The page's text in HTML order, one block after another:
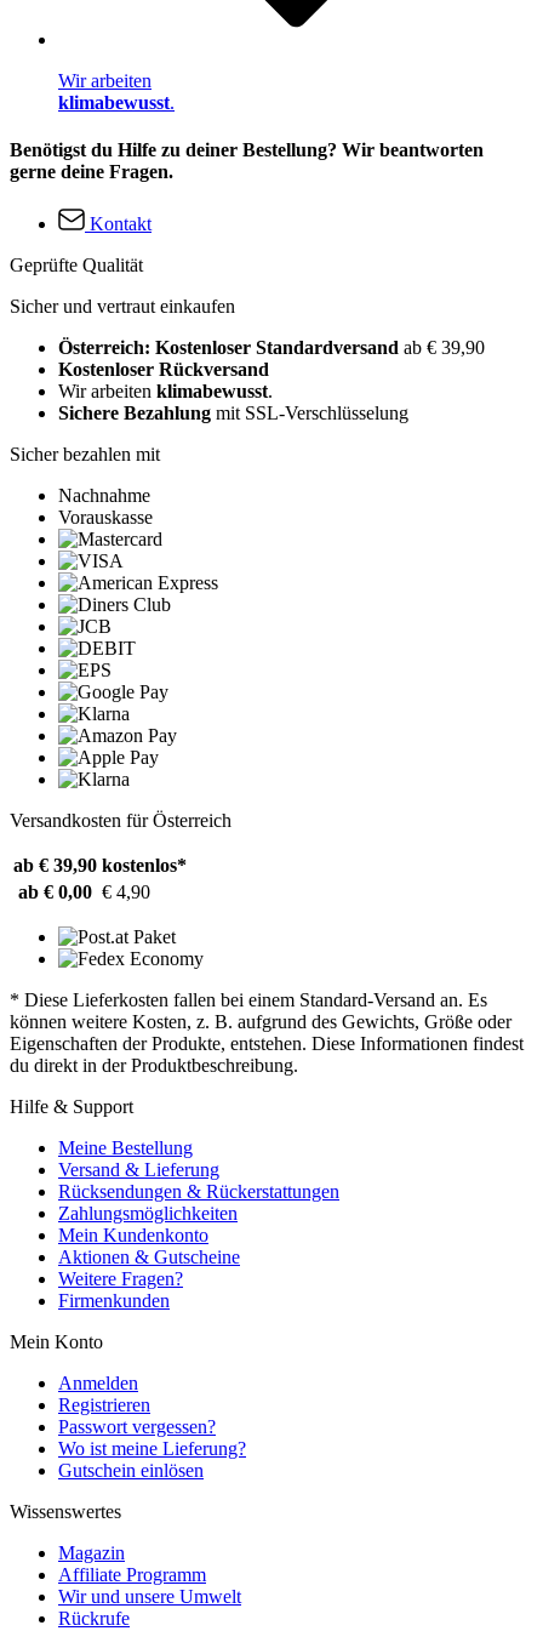
Wir arbeiten
klimabewusst.
Benötigst du Hilfe zu deiner Bestellung? Wir beantworten
gerne deine Fragen.
Kontakt
Geprüfte Qualität
Sicher und vertraut einkaufen
Österreich: Kostenloser Standardversand ab € 39,90
Kostenloser Rückversand
Wir arbeiten klimabewusst.
Sichere Bezahlung mit SSL-Verschlüsselung
Sicher bezahlen mit
Nachnahme
Vorauskasse
Versandkosten für Österreich
ab € 39,90 kostenlos*
ab € 0,00 € 4,90
* Diese Lieferkosten fallen bei einem Standard-Versand an. Es
können weitere Kosten, z. B. aufgrund des Gewichts, Größe oder
Eigenschaften der Produkte, entstehen. Diese Informationen findest
du direkt in der Produktbeschreibung.
Hilfe & Support
Meine Bestellung
Versand & Lieferung
Rücksendungen & Rückerstattungen
Zahlungsmöglichkeiten
Mein Kundenkonto
Aktionen & Gutscheine
Weitere Fragen?
Firmenkunden
Mein Konto
Anmelden
Registrieren
Passwort vergessen?
Wo ist meine Lieferung?
Gutschein einlösen
Wissenswertes
Magazin
Affiliate Programm
Wir und unsere Umwelt
Rückrufe